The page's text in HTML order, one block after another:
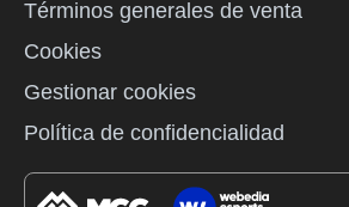
Términos generales de venta
Cookies
Gestionar cookies
Política de confidencialidad